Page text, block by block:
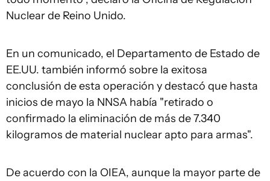
Nuclear de Reino Unido.
En un comunicado, el Departamento de Estado de
EE.UU. también informó sobre la exitosa
conclusión de esta operación y destacó que hasta
inicios de mayo la NNSA había "retirado o
confirmado la eliminación de más de 7.340
kilogramos de material nuclear apto para armas".
De acuerdo con la OIEA, aunque la mayor parte de